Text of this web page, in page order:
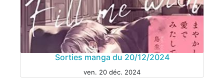
Sorties manga du 20/12/2024
ven. 20 déc. 2024